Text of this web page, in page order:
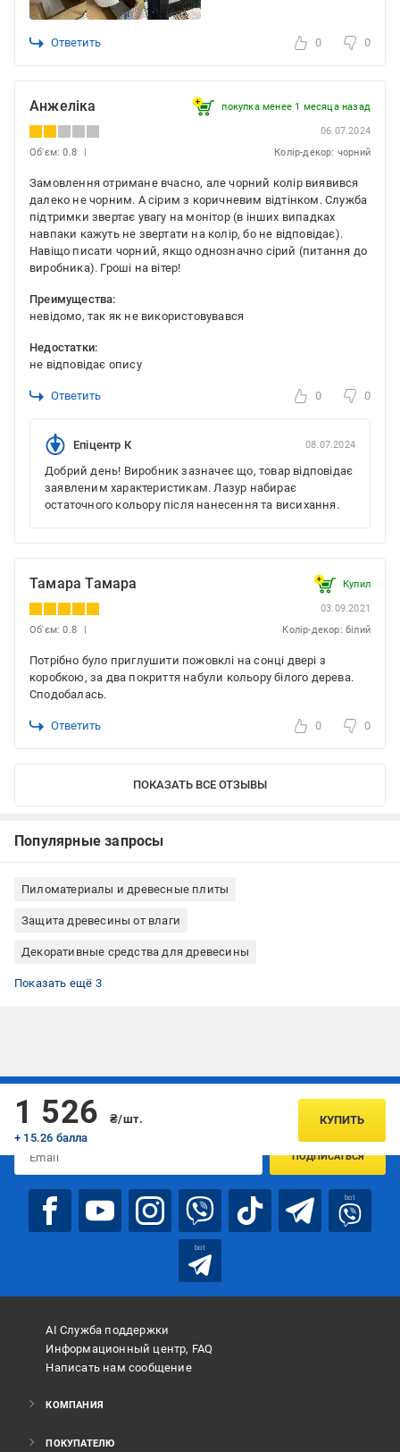
Ответить 0 0
Анжеліка покупка менее 1 месяца назад
06.07.2024
Об'єм: 0.8
Колір-декор: чорний
Замовлення отримане вчасно, але чорний колір виявився
далеко не чорним. А сірим з коричневим відтінком. Служба
підтримки звертає увагу на монітор (в інших випадках
навпаки кажуть не звертати на колір, бо не відповідає).
Навіщо писати чорний, якщо однозначно сірий (питання до
виробника). Гроші на вітер!
Преимущества:
невідомо, так як не використовувався
Недостатки:
не відповідає опису
Ответить 0 0
Епіцентр К 08.07.2024
Добрий день! Виробник зазначеє що, товар відповідає
заявленим характеристикам. Лазур набирає
остаточного кольору після нанесення та висихання.
Тамара Тамара Купил
03.09.2021
Об'єм: 0.8
Колір-декор: білий
Потрібно було приглушити пожовклі на сонці двері з
коробкою, за два покриття набули кольору білого дерева.
Сподобалась.
Ответить 0 0
ПОКАЗАТЬ ВСЕ ОТЗЫВЫ
Популярные запросы
Пиломатериалы и древесные плиты
Защита древесины от влаги
Декоративные средства для древесины
Лазурь для древесины
Пропитка для дерева Bionic House
Пропитка для дерева коричневая
Показать ещё 3
1 526
₴/шт.
+ 15.26 балла
КУПИТЬ
Подписывайтесь, чтобы узнавать первым об акцияx и
ПОДПИСАТЬСЯ
bot
bot
AI Служба поддержки
Информационный центр, FAQ
Написать нам сообщение
КОМПАНИЯ
ПОКУПАТЕЛЮ